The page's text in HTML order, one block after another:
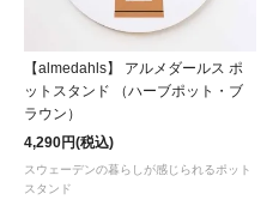
【almedahls】 アルメダールス ポ
ットスタンド （ハーブポット・ブ
ラウン）
4,290円(税込)
スウェーデンの暮らしが感じられるポット
スタンド